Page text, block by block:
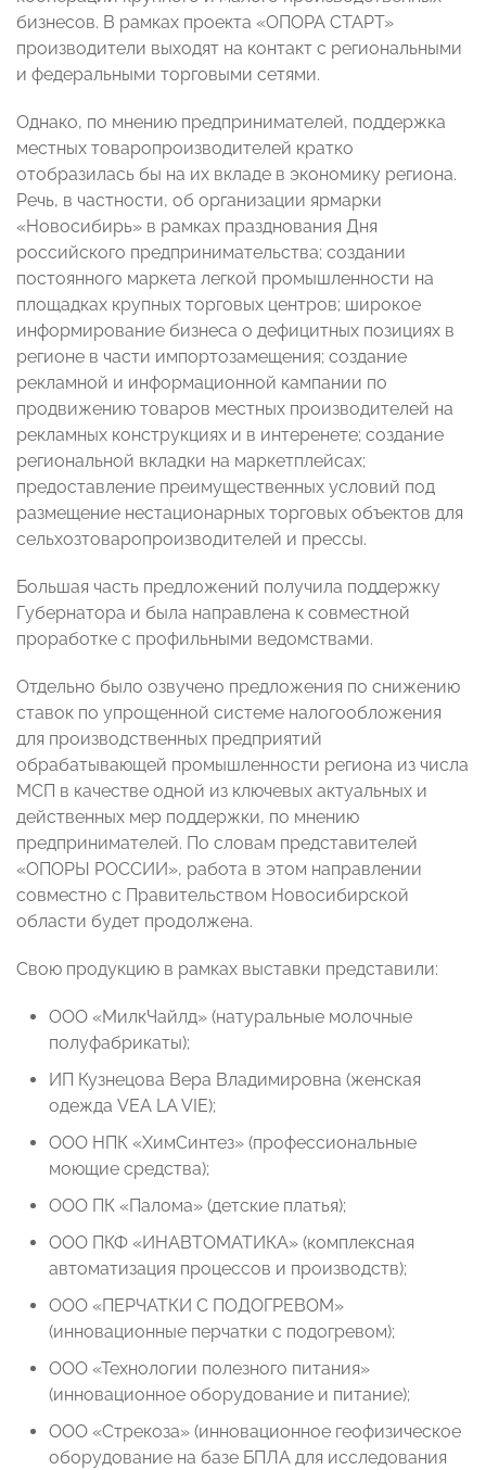
бизнесов. В рамках проекта «ОПОРА СТАРТ»
производители выходят на контакт с региональными
и федеральными торговыми сетями.
Однако, по мнению предпринимателей, поддержка
местных товаропроизводителей кратко
отобразилась бы на их вкладе в экономику региона.
Речь, в частности, об организации ярмарки
«Новосибирь» в рамках празднования Дня
российского предпринимательства; создании
постоянного маркета легкой промышленности на
площадках крупных торговых центров; широкое
информирование бизнеса о дефицитных позициях в
регионе в части импортозамещения; создание
рекламной и информационной кампании по
продвижению товаров местных производителей на
рекламных конструкциях и в интеренете; создание
региональной вкладки на маркетплейсах;
предоставление преимущественных условий под
размещение нестационарных торговых объектов для
сельхозтоваропроизводителей и прессы.
Большая часть предложений получила поддержку
Губернатора и была направлена к совместной
проработке с профильными ведомствами.
Отдельно было озвучено предложения по снижению
ставок по упрощенной системе налогообложения
для производственных предприятий
обрабатывающей промышленности региона из числа
МСП в качестве одной из ключевых актуальных и
действенных мер поддержки, по мнению
предпринимателей. По словам представителей
«ОПОРЫ РОССИИ», работа в этом направлении
совместно с Правительством Новосибирской
области будет продолжена.
Свою продукцию в рамках выставки представили:
ООО «МилкЧайлд» (натуральные молочные
полуфабрикаты);
ИП Кузнецова Вера Владимировна (женская
одежда VEA LA VIE);
ООО НПК «ХимСинтез» (профессиональные
моющие средства);
ООО ПК «Палома» (детские платья);
ООО ПКФ «ИНАВТОМАТИКА» (комплексная
автоматизация процессов и производств);
ООО «ПЕРЧАТКИ С ПОДОГРЕВОМ»
(инновационные перчатки с подогревом);
ООО «Технологии полезного питания»
(инновационное оборудование и питание);
ООО «Стрекоза» (инновационное геофизическое
оборудование на базе БПЛА для исследования